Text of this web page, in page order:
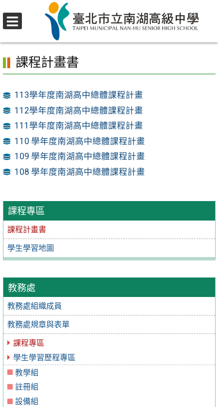
至
容
行政單位
課程專區
課程計畫書
學生學習地圖
教務處
教務處組織成員
教務處規章與表單
課程專區
學生學習歷程專區
教學組
註冊組
設備組
課程計畫書
113學年度南湖高中總體課程計畫
112學年度南湖高中總體課程計畫
111學年度南湖高中總體課程計畫
110 學年度南湖高中總體課程計畫
109 學年度南湖高中總體課程計畫
108 學年度南湖高中總體課程計畫
選
單